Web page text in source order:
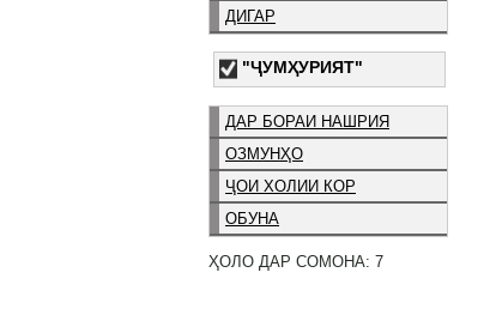
ДИГАР
"ҶУМҲУРИЯТ"
ДАР БОРАИ НАШРИЯ
ОЗМУНҲО
ҶОИ ХОЛИИ КОР
ОБУНА
ҲОЛО ДАР СОМОНА: 7